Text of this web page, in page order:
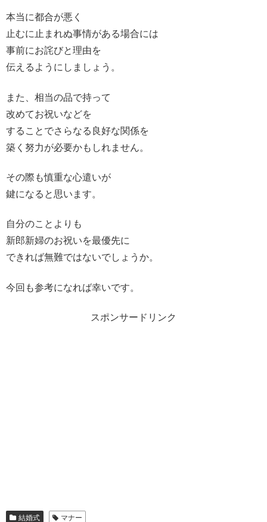
本当に都合が悪く
止むに止まれぬ事情がある場合には
事前にお詫びと理由を
伝えるようにしましょう。
また、相当の品で持って
改めてお祝いなどを
することでさらなる良好な関係を
築く努力が必要かもしれません。
その際も慎重な心遣いが
鍵になると思います。
自分のことよりも
新郎新婦のお祝いを最優先に
できれば無難ではないでしょうか。
今回も参考になれば幸いです。
スポンサードリンク
結婚式 マナー